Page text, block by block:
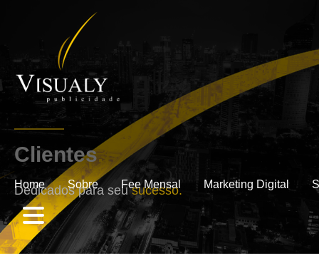
Home Sobre Fee Mensal Marketing Digital
Clientes.
Dedicados para seusucesso.